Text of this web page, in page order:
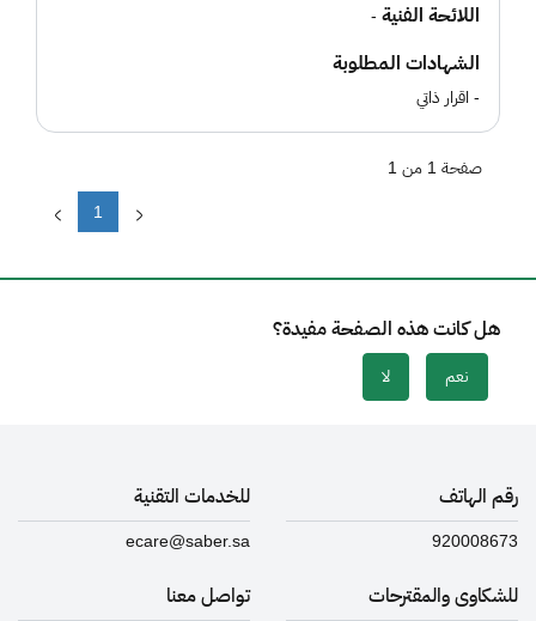
اللائحة الفنية -
الشهادات المطلوبة
- اقرار ذاتي
1
صفحة 1 من 1
هل كانت هذه الصفحة مفيدة؟
نعم لا
رقم الهاتف
920008673
للخدمات التقنية
ecare@saber.sa
للشكاوى والمقترحات تواصل معنا